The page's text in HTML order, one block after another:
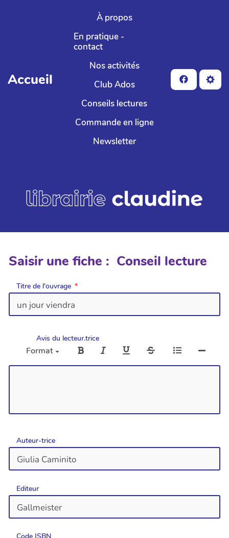
Aller au contenu principal
Accueil
À propos
En pratique -
contact
Nos activités
Club Ados
Conseils lectures
Commande en ligne
Newsletter
Saisir une fiche : Conseil lecture
Titre de l'ouvrage
Avis du lecteur.trice
Format
Auteur-trice
Editeur